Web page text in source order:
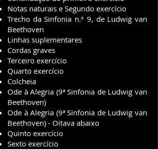
Notas naturais e Segundo exercício
Trecho da Sinfonia n.º 9, de Ludwig van
Beethoven
Linhas suplementares
Cordas graves
Terceiro exercício
Quarto exercício
Colcheia
Ode à Alegria (9ª Sinfonia de Ludwig van
Beethoven)
Ode à Alegria (9ª Sinfonia de Ludwig van
Beethoven) - Oitava abaixo
Quinto exercício
Sexto exercício